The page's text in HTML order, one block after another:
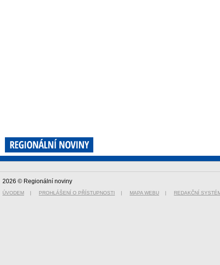
2026 © Regionální noviny
ÚVODEM | PROHLÁŠENÍ O PŘÍSTUPNOSTI | MAPA WEBU | REDAKČNÍ